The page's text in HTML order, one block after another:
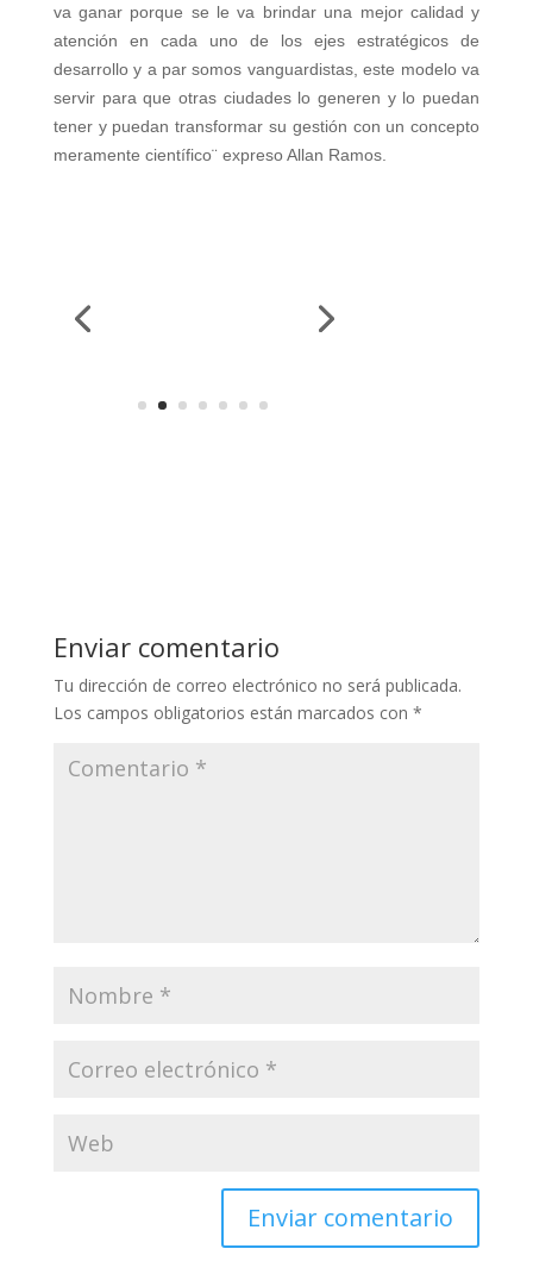
va ganar porque se le va brindar una mejor calidad y
atención en cada uno de los ejes estratégicos de
desarrollo y a par somos vanguardistas, este modelo va
servir para que otras ciudades lo generen y lo puedan
tener y puedan transformar su gestión con un concepto
meramente científico¨ expreso Allan Ramos.